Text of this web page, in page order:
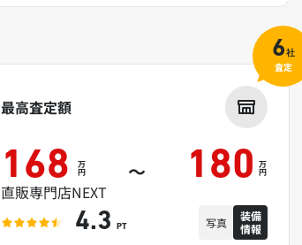
最高査定額
168 万
円 ～ 180 万
円
直販専門店NEXT
4.3 PT 写真
装備
情報
6社
査定